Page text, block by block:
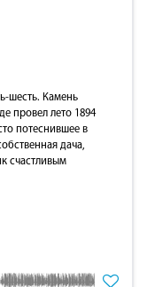
шесть. Камень
провел лето 1894
потеснившее в
дача,
счастливым